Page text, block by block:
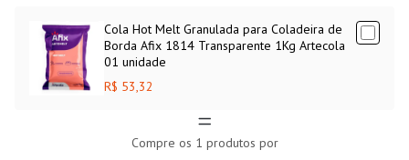
Cola Hot Melt Granulada para Coladeira de
Borda Afix 1814 Transparente 1Kg Artecola
01 unidade
R$ 53,32
Compre os 1 produtos por